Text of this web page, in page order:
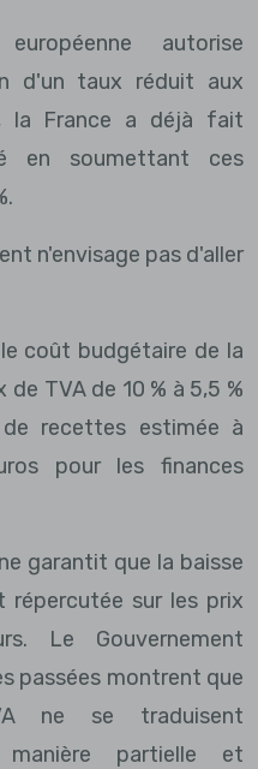
autorise
d'un taux réduit aux
la France a déjà fait
en soumettant ces
n'envisage pas d'aller
coût budgétaire de la
TVA de 10 % à 5,5 %
recettes estimée à
pour les finances
garantit que la baisse
répercutée sur les prix
Le Gouvernement
passées montrent que
ne se traduisent
partielle et